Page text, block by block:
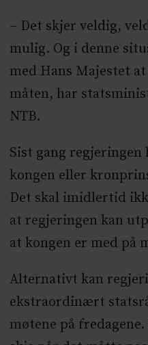
– Det skjer veldig,
mulig. Og i denne
med Hans Majestet
måten, har
NTB.
Sist gang
kongen eller
Det skal imidlertid
at regjeringen kan
at kongen er med på
Alternativt kan
ekstraordinært
møtene på